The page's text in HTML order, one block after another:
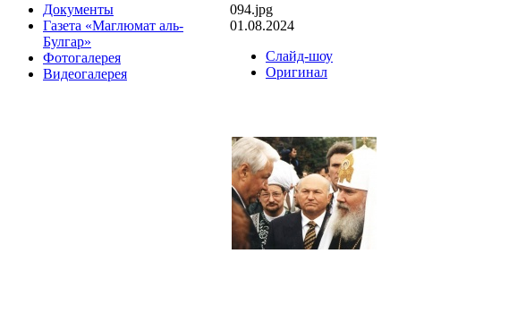
Документы
Газета «Маглюмат аль-
Булгар»
Фотогалерея
Видеогалерея
094.jpg
01.08.2024
Слайд-шоу
Оригинал